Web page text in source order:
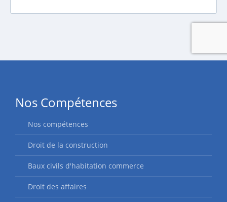
Nos Compétences
Nos compétences
Droit de la construction
Baux civils d'habitation commerce
Droit des affaires